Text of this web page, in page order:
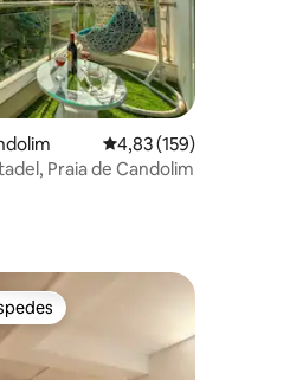
155 avaliações
4,83 de uma avaliação
4,83 (159)
Praia de Candolim